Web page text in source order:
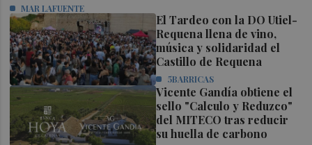
El Tardeo con la DO Utiel-
Requena llena de vino,
música y solidaridad el
Castillo de Requena
5BARRICAS
Vicente Gandía obtiene el
sello "Calculo y Reduzco"
del MITECO tras reducir
su huella de carbono
MAR LAFUENTE